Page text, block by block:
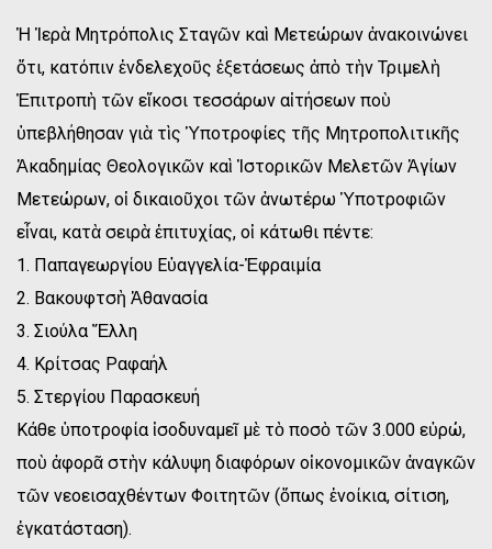
Ἡ Ἱερὰ Μητρόπολις Σταγῶν καὶ Μετεώρων ἀνακοινώνει
ὅτι, κατόπιν ἐνδελεχοῦς ἐξετάσεως ἀπὸ τὴν Τριμελὴ
Ἐπιτροπὴ τῶν εἴκοσι τεσσάρων αἰτήσεων ποὺ
ὑπεβλήθησαν γιὰ τὶς Ὑποτροφίες τῆς Μητροπολιτικῆς
Ἀκαδημίας Θεολογικῶν καὶ Ἱστορικῶν Μελετῶν Ἁγίων
Μετεώρων, οἱ δικαιοῦχοι τῶν ἀνωτέρω Ὑποτροφιῶν
εἶναι, κατὰ σειρὰ ἐπιτυχίας, οἱ κάτωθι πέντε:
1. Παπαγεωργίου Εὐαγγελία-Ἐφραιμία
2. Βακουφτσὴ Ἀθανασία
3. Σιούλα Ἔλλη
4. Κρίτσας Ραφαήλ
5. Στεργίου Παρασκευή
Κάθε ὑποτροφία ἰσοδυναμεῖ μὲ τὸ ποσὸ τῶν 3.000 εὐρώ,
ποὺ ἀφορᾶ στὴν κάλυψη διαφόρων οἰκονομικῶν ἀναγκῶν
τῶν νεοεισαχθέντων Φοιτητῶν (ὅπως ἐνοίκια, σίτιση,
ἐγκατάσταση).